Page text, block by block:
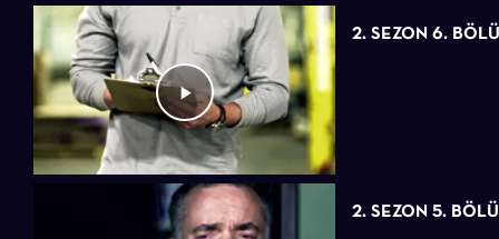
2. SEZON 6.
2. SEZON 5.